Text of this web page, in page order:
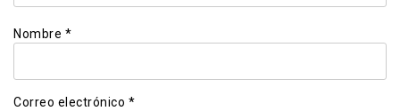
Nombre *
Correo electrónico *